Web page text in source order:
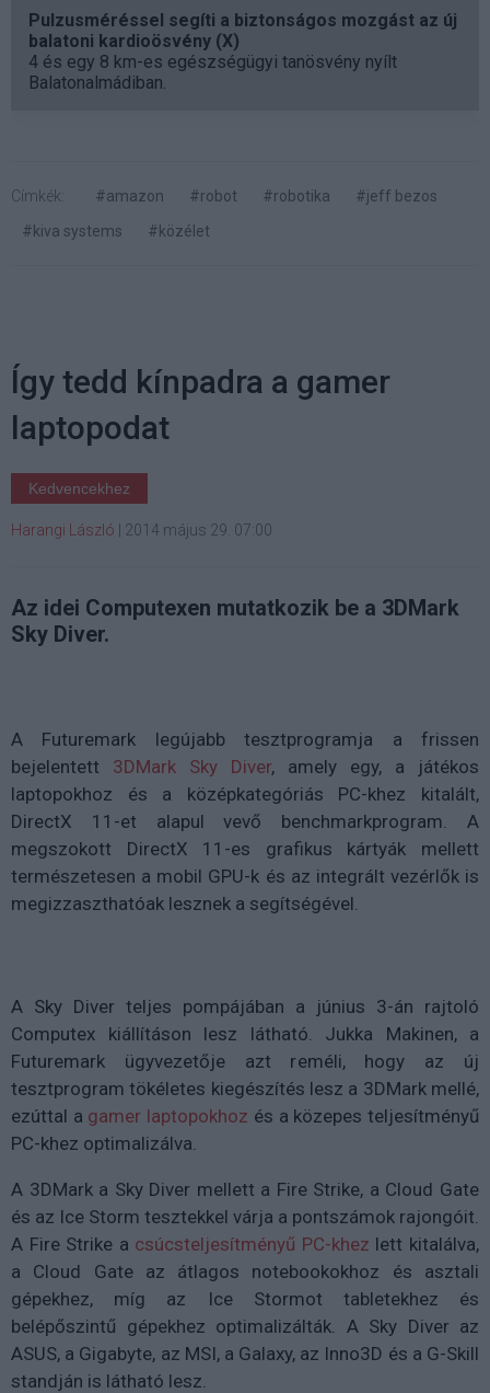
Pulzusméréssel segíti a biztonságos mozgást az új
balatoni kardioösvény (X)
4 és egy 8 km-es egészségügyi tanösvény nyílt
Balatonalmádiban.
Címkék: #amazon #robot #robotika
#jeff bezos
#kiva systems
#közélet
Így tedd kínpadra a gamer
laptopodat
Kedvencekhez
Harangi László 2014 május 29. 07:00
Az idei Computexen mutatkozik be a 3DMark
Sky Diver.
A Futuremark legújabb tesztprogramja a frissen
bejelentett 3DMark Sky Diver, amely egy, a játékos
laptopokhoz és a középkategóriás PC-khez kitalált,
DirectX 11-et alapul vevő benchmarkprogram. A
megszokott DirectX 11-es grafikus kártyák mellett
természetesen a mobil GPU-k és az integrált vezérlők is
megizzaszthatóak lesznek a segítségével.
A Sky Diver teljes pompájában a június 3-án rajtoló
Computex kiállításon lesz látható. Jukka Makinen, a
Futuremark ügyvezetője azt reméli, hogy az új
tesztprogram tökéletes kiegészítés lesz a 3DMark mellé,
ezúttal a gamer laptopokhoz és a közepes teljesítményű
PC-khez optimalizálva.
A 3DMark a Sky Diver mellett a Fire Strike, a Cloud Gate
és az Ice Storm tesztekkel várja a pontszámok rajongóit.
A Fire Strike a csúcsteljesítményű PC-khez lett kitalálva,
a Cloud Gate az átlagos notebookokhoz és asztali
gépekhez, míg az Ice Stormot tabletekhez és
belépőszintű gépekhez optimalizálták. A Sky Diver az
ASUS, a Gigabyte, az MSI, a Galaxy, az Inno3D és a G-Skill
standján is látható lesz.